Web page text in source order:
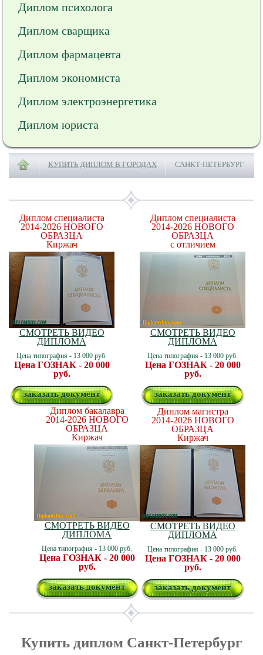
Диплом психолога
Диплом сварщика
Диплом фармацевта
Диплом экономиста
Диплом электроэнергетика
Диплом юриста
КУПИТЬ ДИПЛОМ В ГОРОДАХ САНКТ-ПЕТЕРБУРГ
Диплом специалиста
2014-2026 НОВОГО
ОБРАЗЦА
Киржач
СМОТРЕТЬ ВИДЕО
ДИПЛОМА
Цена типография - 13 000 руб.
Цена ГОЗНАК - 20 000
руб.
заказать документ
Диплом специалиста
2014-2026 НОВОГО
ОБРАЗЦА
с отличием
СМОТРЕТЬ ВИДЕО
ДИПЛОМА
Цена типография - 13 000 руб.
Цена ГОЗНАК - 20 000
руб.
заказать документ
Диплом бакалавра
2014-2026 НОВОГО
ОБРАЗЦА
Киржач
СМОТРЕТЬ ВИДЕО
ДИПЛОМА
Цена типография - 13 000 руб.
Цена ГОЗНАК - 20 000
руб.
заказать документ
Диплом магистра
2014-2026 НОВОГО
ОБРАЗЦА
Киржач
СМОТРЕТЬ ВИДЕО
ДИПЛОМА
Цена типография - 13 000 руб.
Цена ГОЗНАК - 20 000
руб.
заказать документ
Купить диплом Санкт-Петербург